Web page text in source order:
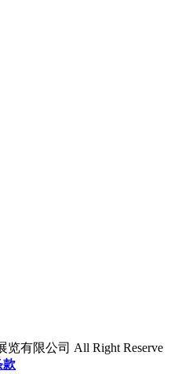
览有限公司 All Right Reserve
款